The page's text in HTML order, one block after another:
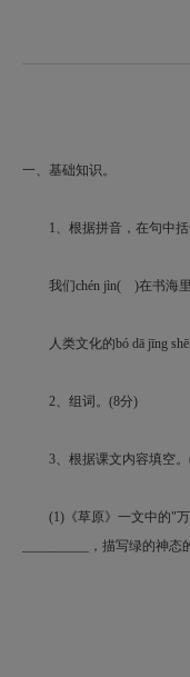
一、基础知识。
1、根据拼音，在句中
我们chén jìn( )在书海
人类文化的bó dā jīng
2、组词。 (8分)
3、根据课文内容填空。
(1) 《草原》一文中的"
，描写绿的神态